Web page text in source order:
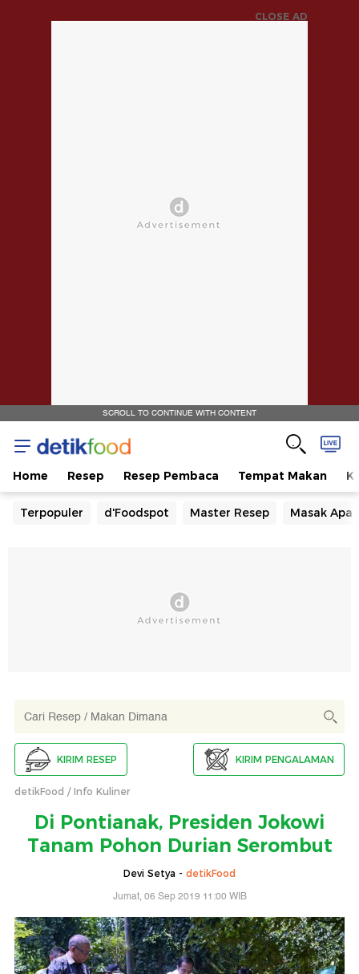
CLOSE AD
SCROLL TO CONTINUE WITH CONTENT
Home Resep Resep Pembaca Tempat Makan
Terpopuler d'Foodspot Master Resep Masak Apa
KIRIM RESEP KIRIM PENGALAMAN
detikFood Info Kuliner
Di Pontianak, Presiden Jokowi
Tanam Pohon Durian Serombut
Devi Setya - detikFood
Jumat, 06 Sep 2019 11:00 WIB